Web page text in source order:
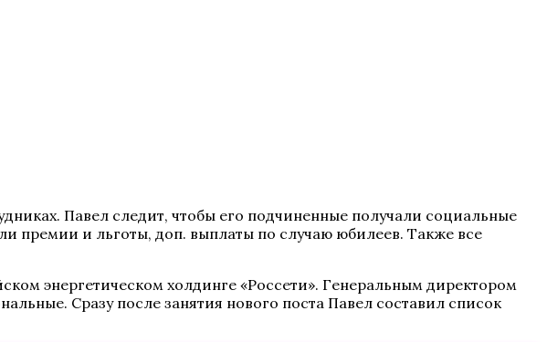
Павел следит, чтобы его подчиненные получали социальные
премии и льготы, доп. выплаты по случаю юбилеев. Также все
энергетическом холдинге «Россети». Генеральным директором
Сразу после занятия нового поста Павел составил список